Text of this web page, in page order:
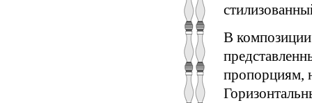
В композиции
пропорциям,